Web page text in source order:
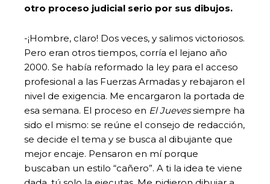
otro proceso judicial serio por sus dibujos.
-¡Hombre, claro! Dos veces, y salimos victoriosos.
Pero eran otros tiempos, corría el lejano año
2000. Se había reformado la ley para el acceso
profesional a las Fuerzas Armadas y rebajaron el
nivel de exigencia. Me encargaron la portada de
esa semana. El proceso en El Juevessiempre ha
sido el mismo: se reúne el consejo de redacción,
se decide el tema y se busca al dibujante que
mejor encaje. Pensaron en mí porque
buscaban un estilo “cañero”. A ti la idea te viene